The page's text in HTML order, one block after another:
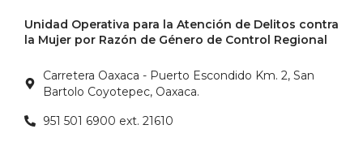
Unidad Operativa para la Atención de Delitos contra
la Mujer por Razón de Género de Control Regional
Carretera Oaxaca - Puerto Escondido Km. 2, San
Bartolo Coyotepec, Oaxaca.
951 501 6900 ext. 21610